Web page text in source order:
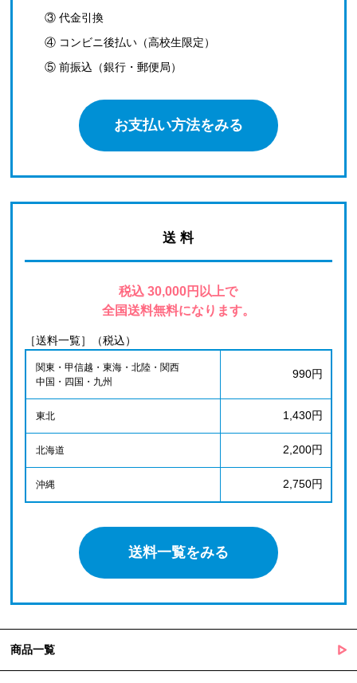
③ 代金引換
④ コンビニ後払い（高校生限定）
⑤ 前振込（銀行・郵便局）
お支払い方法をみる
送 料
税込 30,000円以上で
全国送料無料になります。
［送料一覧］（税込）
関東・甲信越・東海・北陸・関西
中国・四国・九州
990円
東北 1,430円
北海道 2,200円
沖縄 2,750円
送料一覧をみる
商品一覧